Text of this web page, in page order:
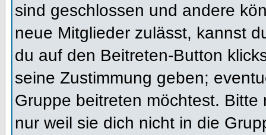
sind geschlossen und andere
neue Mitglieder zulässt, kannst
du auf den Beitreten-Button
seine Zustimmung geben;
Gruppe beitreten möchtest.
nur weil sie dich nicht in die